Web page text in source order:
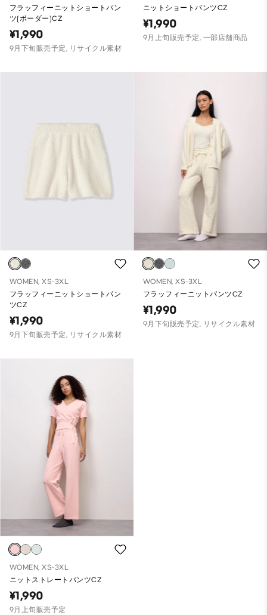
フラッフィーニットショートパン
ツ(ボーダー)CZ
¥1,990
9月下旬販売予定, リサイクル素材
ニットショートパンツCZ
¥1,990
9月上旬販売予定, 一部店舗商品
WOMEN, XS-3XL
フラッフィーニットショートパン
ツCZ
¥1,990
9月下旬販売予定, リサイクル素材
WOMEN, XS-3XL
フラッフィーニットパンツCZ
¥1,990
9月下旬販売予定, リサイクル素材
WOMEN, XS-3XL
ニットストレートパンツCZ
¥1,990
9月上旬販売予定